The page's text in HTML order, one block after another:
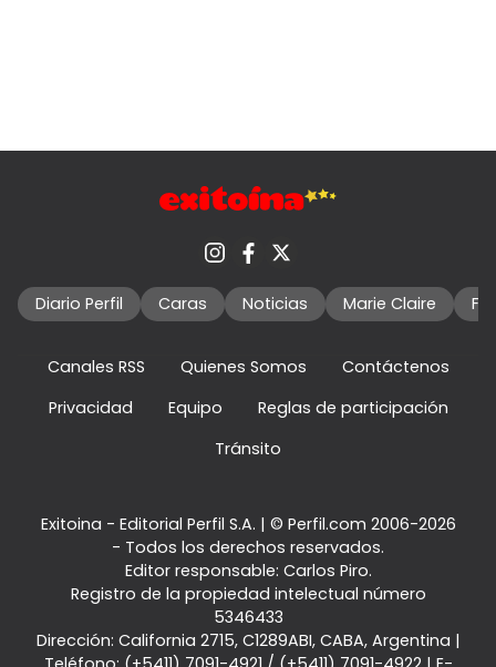
Diario Perfil Caras Noticias Marie Claire
Canales RSS Quienes Somos
Contáctenos
Privacidad
Equipo
Reglas de participación
Tránsito
Exitoina - Editorial Perfil S.A. | © Perfil.com 2006-2026
- Todos los derechos reservados.
Editor responsable: Carlos Piro.
Registro de la propiedad intelectual número
5346433
Dirección: California 2715, C1289ABI, CABA, Argentina |